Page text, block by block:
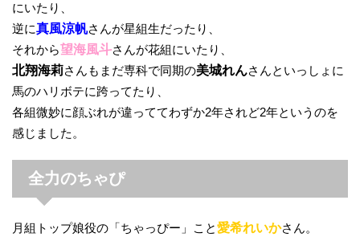
にいたり、
逆に真風涼帆さんが星組生だったり、
それから望海風斗さんが花組にいたり、
北翔海莉さんもまだ専科で同期の美城れんさんといっしょに
馬のハリボテに跨ってたり、
各組微妙に顔ぶれが違っててわずか2年されど2年というのを
感じました。
全力のちゃぴ
月組トップ娘役の「ちゃっぴー」こと愛希れいかさん。